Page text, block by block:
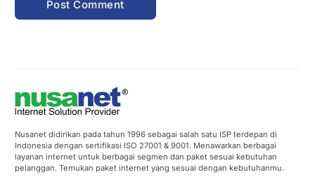
Nusanet didirikan pada tahun 1996 sebagai salah satu ISP terdepan di
Indonesia dengan sertifikasi ISO 27001 & 9001. Menawarkan berbagai
layanan internet untuk berbagai segmen dan paket sesuai kebutuhan
pelanggan. Temukan paket internet yang sesuai dengan kebutuhanmu.